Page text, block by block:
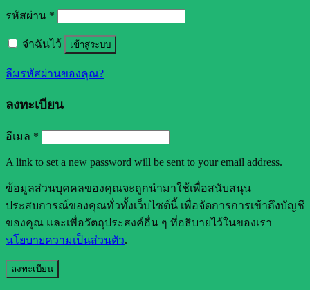
รหัสผ่าน *
จำฉันไว้ เข้าสู่ระบบ
ลืมรหัสผ่านของคุณ?
ลงทะเบียน
อีเมล *
A link to set a new password will be sent to your email address.
ข้อมูลส่วนบุคคลของคุณจะถูกนำมาใช้เพื่อสนับสนุน
ประสบการณ์ของคุณทั่วทั้งเว็บไซต์นี้ เพื่อจัดการการเข้าถึงบัญชี
ของคุณ และเพื่อวัตถุประสงค์อื่น ๆ ที่อธิบายไว้ในของเรา
นโยบายความเป็นส่วนตัว.
ลงทะเบียน